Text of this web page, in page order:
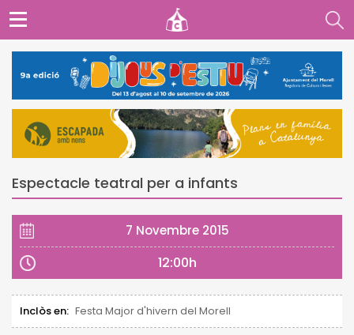
Espectacle teatral per a infants
7 Novembre 2015
12:00h
Inclòs en: Festa Major d'hivern del Morell